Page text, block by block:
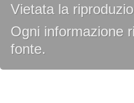
Vietata la
Ogni informazione
fonte.